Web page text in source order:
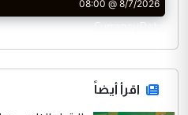
CurrencyRate
اقرأ أيضاً